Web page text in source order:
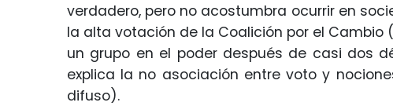
verdadero, pero no acostumbra ocurrir en
la alta votación de la Coalición por el Cambio
un grupo en el poder después de casi dos
explica la no asociación entre voto y
difuso).